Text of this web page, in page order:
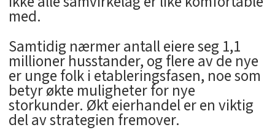
med.
Samtidig nærmer antall eiere seg 1,1
millioner husstander, og flere av de nye
er unge folk i etableringsfasen, noe som
betyr økte muligheter for nye
storkunder. Økt eierhandel er en viktig
del av strategien fremover.